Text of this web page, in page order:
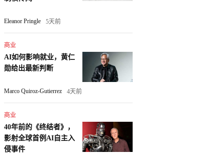
Eleanor Pringle 5天前
商业
AI如何影响就业，黄仁
勋给出最新判断
Marco Quiroz-Gutierrez 4天前
商业
40年前的《终结者》，
影射全球首例AI自主入
侵事件